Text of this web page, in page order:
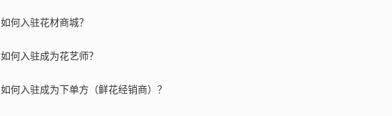
如何入驻花材商城？
如何入驻成为花艺师？
如何入驻成为下单方（鲜花经销商）？